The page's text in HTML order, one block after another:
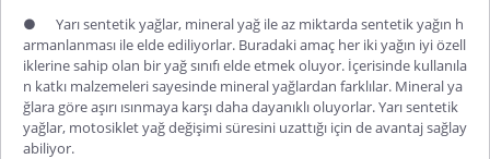
●
Yarı sentetik yağlar, mineral yağ ile az miktarda sentetik yağın h
armanlanması ile elde ediliyorlar. Buradaki amaç her iki yağın iyi özell
iklerine sahip olan bir yağ sınıfı elde etmek oluyor. İçerisinde kullanıla
n katkı malzemeleri sayesinde mineral yağlardan farklılar. Mineral ya
ğlara göre aşırı ısınmaya karşı daha dayanıklı oluyorlar. Yarı sentetik
yağlar, motosiklet yağ değişimisüresini uzattığı için de avantaj sağlay
abiliyor.